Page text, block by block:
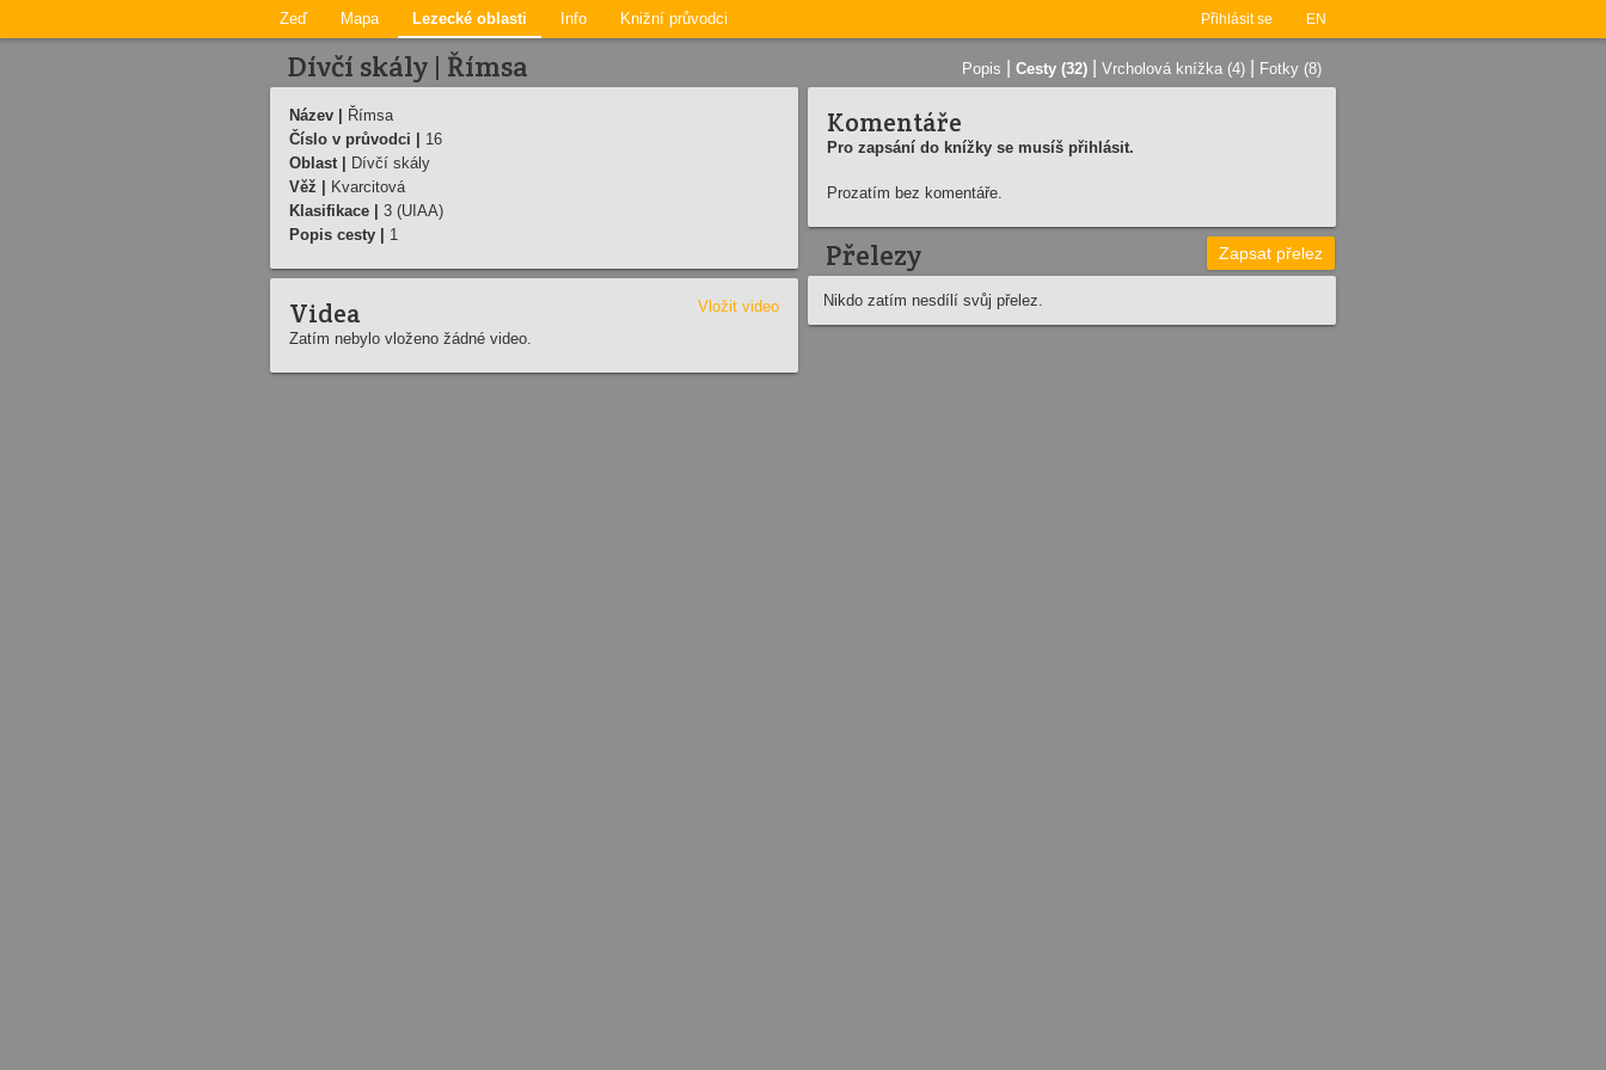
Přihlásit se EN
Zeď Mapa Lezecké oblasti Info Knižní průvodci
Dívčí skály | Římsa Popis Cesty (32) Vrcholová knížka (4) Fotky (8)
Název |
Římsa
Číslo v průvodci |
16
Oblast |
Dívčí skály
Věž |
Kvarcitová
Klasifikace |
3 (UIAA)
Popis cesty |
1
Videa
Vložit video
Zatím nebylo vloženo žádné video.
Komentáře
Pro zapsání do knížky se musíš přihlásit.
Prozatím bez komentáře.
Přelezy Zapsat přelez
Nikdo zatím nesdílí svůj přelez.